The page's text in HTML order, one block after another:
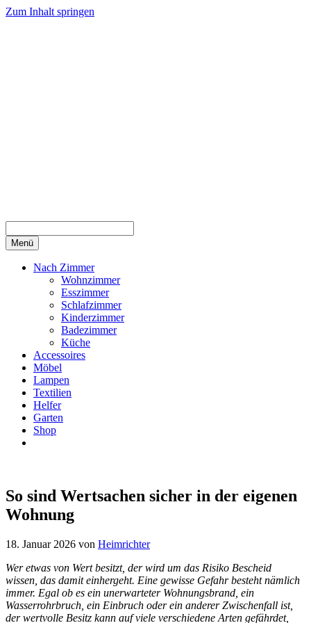
Zum Inhalt springen
Menü
Nach Zimmer
Wohnzimmer
Esszimmer
Schlafzimmer
Kinderzimmer
Badezimmer
Küche
Accessoires
Möbel
Lampen
Textilien
Helfer
Garten
Shop
So sind Wertsachen sicher in der eigenen
Wohnung
18. Januar 2026 von Heimrichter
Wer etwas von Wert besitzt, der wird um das Risiko Bescheid
wissen, das damit einhergeht. Eine gewisse Gefahr besteht nämlich
immer. Egal ob es ein unerwarteter Wohnungsbrand, ein
Wasserrohrbruch, ein Einbruch oder ein anderer Zwischenfall ist,
der wertvolle Besitz kann auf viele verschiedene Arten gefährdet,